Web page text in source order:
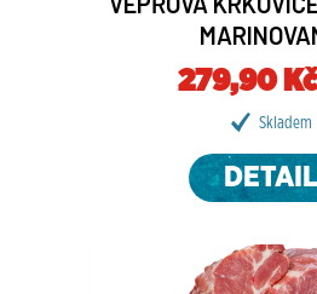
279,90
Skladem
DETAIL